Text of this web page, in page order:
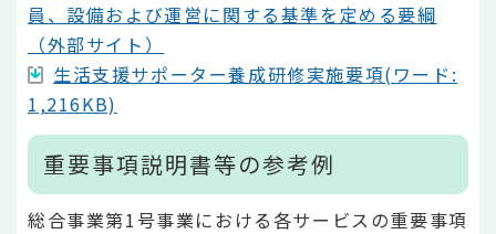
員、設備および運営に関する基準を定める要綱
（外部サイト）
生活支援サポーター養成研修実施要項(ワード:
1,216KB)
重要事項説明書等の参考例
総合事業第1号事業における各サービスの重要事項